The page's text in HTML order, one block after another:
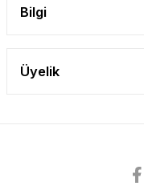
Bilgi
Üyelik